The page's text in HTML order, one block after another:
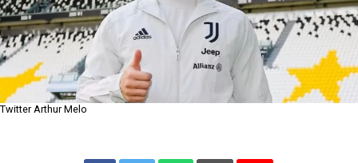
Twitter Arthur Melo